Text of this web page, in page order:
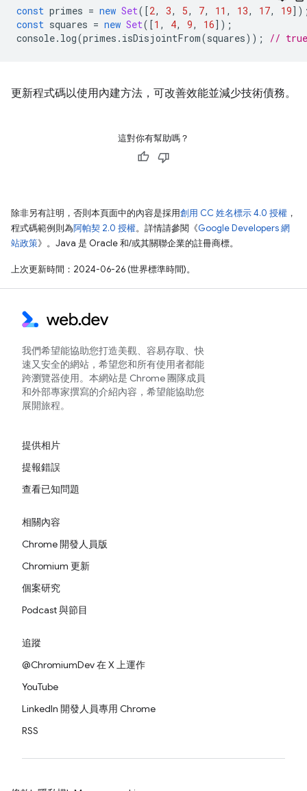
const primes = new Set([2, 3, 5, 7, 11 , 13, 17, 19
const squares = new Set([1 , 4, 9, 16]);
console. log(primes . isDisjointFrom(squares)); // true
更新程式碼以使用內建方法，可改善效能並減少技術債務。
這對你有幫助嗎？
除非另有註明，否則本頁面中的內容是採用創用 CC 姓名標示 4.0 授權 ，
程式碼範例則為阿帕契 2.0 授權。詳情請參閱《Google Developers 網
站政策》。Java 是 Oracle 和/或其關聯企業的註冊商標。
上次更新時間：2024-06-26 (世界標準時間)。
我們希望能協助您打造美觀、容易存取、快
速又安全的網站，希望您和所有使用者都能
跨瀏覽器使用。本網站是 Chrome 團隊成員
和外部專家撰寫的介紹內容，希望能協助您
展開旅程。
提供相片
提報錯誤
查看已知問題
相關內容
Chrome 開發人員版
Chromium 更新
個案研究
Podcast 與節目
追蹤
@ChromiumDev 在 X 上運作
YouTube
LinkedIn 開發人員專用 Chrome
RSS